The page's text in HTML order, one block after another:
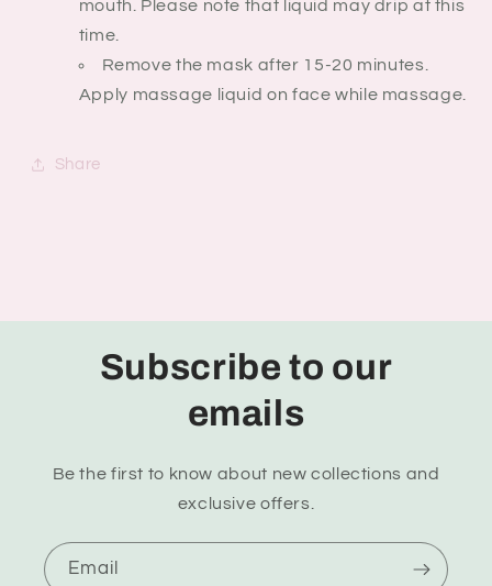
mouth. Please note that liquid may drip at this
time.
Remove the mask after 15-20 minutes.
Apply massage liquid on face while massage.
Share
Subscribe to our
emails
Be the first to know about new collections and
exclusive offers.
Email